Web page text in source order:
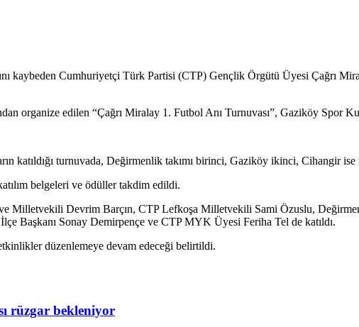
kaybeden Cumhuriyetçi Türk Partisi (CTP) Gençlik Örgütü Üyesi Çağrı
organize edilen “Çağrı Miralay 1. Futbol Anı Turnuvası”, Gaziköy Spor
katıldığı turnuvada, Değirmenlik takımı birinci, Gaziköy ikinci, Cihangir
belgeleri ve ödüller takdim edildi.
Milletvekili Devrim Barçın, CTP Lefkoşa Milletvekili Sami Özuslu,
Başkanı Sonay Demirpençe ve CTP MYK Üyesi Feriha Tel de katıldı.
düzenlemeye devam edeceği belirtildi.
rüzgar bekleniyor